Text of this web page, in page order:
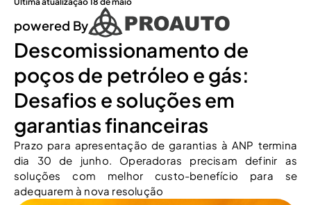
powered By
Descomissionamento de
poços de petróleo e gás:
Desafios e soluções em
garantias financeiras
Prazo para apresentação de garantias à ANP termina
dia 30 de junho. Operadoras precisam definir as
soluções com melhor custo-benefício para se
adequarem à nova resolução